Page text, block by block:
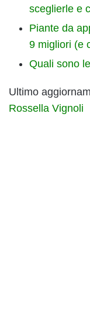
sceglierle e
Piante da
9 migliori (e
Quali sono
Ultimo
Rossella Vignoli